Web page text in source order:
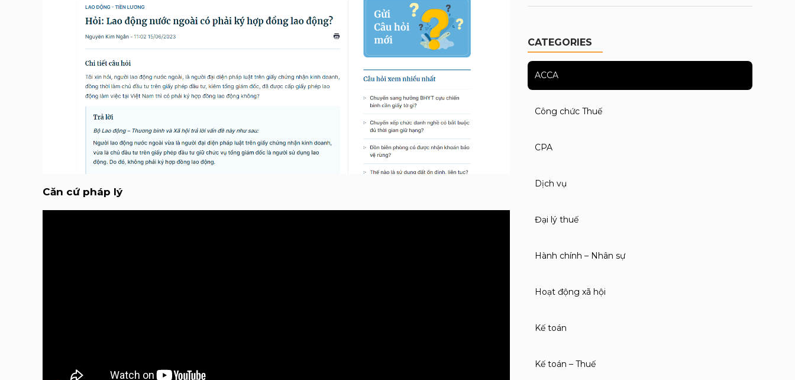
Căn cứ pháp lý
CATEGORIES
ACCA
Công chức Thuế
CPA
Dịch vụ
Đại lý thuế
Hành chính – Nhân sự
Hoạt động xã hội
Kế toán
Kế toán – Thuế